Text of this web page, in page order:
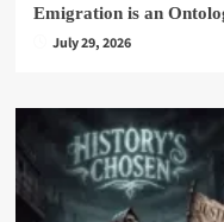
Emigration is an
July 29, 2026